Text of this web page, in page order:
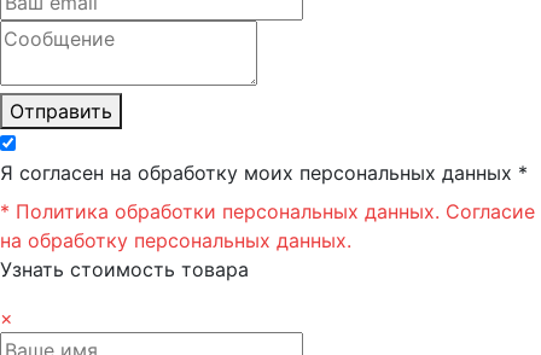
Отправить
Я согласен на обработку моих персональных данных *
* Политика обработки персональных данных. Согласие
на обработку персональных данных.
Узнать стоимость товара
×